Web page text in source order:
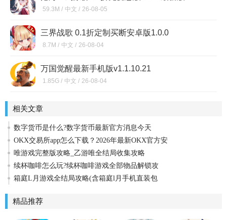
59.3M / 中文 / 26-08-05
三界战歌 0.1折定制买断安卓版1.0.0
8.7M / 中文 / 26-08-04
万国觉醒最新手机版v1.1.10.21
1.85G / 中文 / 26-08-04
相关文章
数字货币是什么?数字货币最新官方消息今天
OKX交易所app怎么下载？2026年最新OKX官方安
唯游戏完整版攻略_乙游唯全结局收集攻略
续杯咖啡怎么玩?续杯咖啡游戏全部物品解锁攻
箱庭L月游戏全结局攻略(含箱庭l月手机直装包
精品推荐